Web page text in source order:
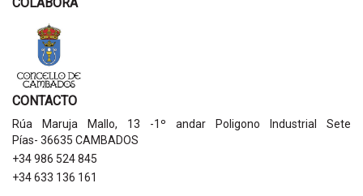
CONTACTO
Rúa Maruja Mallo, 13 -1º andar Poligono Industrial Sete
Pías- 36635 CAMBADOS
+34 986 524 845
+34 633 136 161